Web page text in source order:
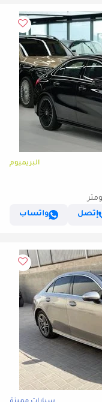
البريميوم
إتصل
واتساب